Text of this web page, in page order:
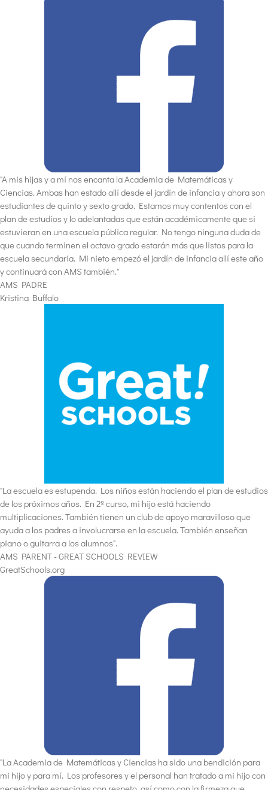
"A mis hijas y a mí nos encanta la Academia de Matemáticas y
Ciencias. Ambas han estado allí desde el jardín de infancia y ahora son
estudiantes de quinto y sexto grado. Estamos muy contentos con el
plan de estudios y lo adelantadas que están académicamente que si
estuvieran en una escuela pública regular. No tengo ninguna duda de
que cuando terminen el octavo grado estarán más que listos para la
escuela secundaria. Mi nieto empezó el jardín de infancia allí este año
y continuará con AMS también."
AMS PADRE
Kristina Buffalo
"La escuela es estupenda. Los niños están haciendo el plan de estudios
de los próximos años. En 2º curso, mi hijo está haciendo
multiplicaciones. También tienen un club de apoyo maravilloso que
ayuda a los padres a involucrarse en la escuela. También enseñan
piano o guitarra a los alumnos".
AMS PARENT - GREAT SCHOOLS REVIEW
GreatSchools.org
"La Academia de Matemáticas y Ciencias ha sido una bendición para
mi hijo y para mí. Los profesores y el personal han tratado a mi hijo con